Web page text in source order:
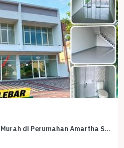
Ready!! 1 Unit Ruko Dijual Murah di Perumahan Amartha Safira Sepande Sidoarjo